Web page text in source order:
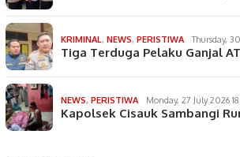
KRIMINAL, NEWS, PERISTIWA Thursday,
Tiga Terduga Pelaku Ganjal
NEWS, PERISTIWA Monday, 27 July 2026
Kapolsek Cisauk Sambangi